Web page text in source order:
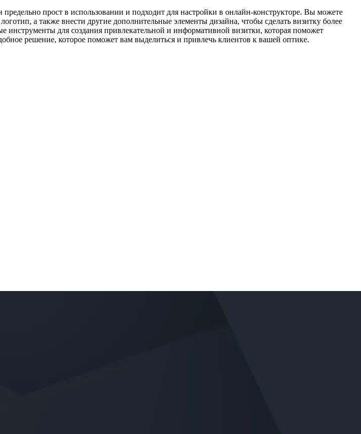
прост в использовании и подходит для настройки в онлайн-конструкторе. Вы можете
а также внести другие дополнительные элементы дизайна, чтобы сделать визитку более
для создания привлекательной и информативной визитки, которая поможет
решение, которое поможет вам выделиться и привлечь клиентов к вашей оптике.